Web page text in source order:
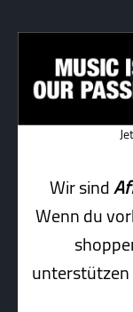
Wir sind
Wenn du